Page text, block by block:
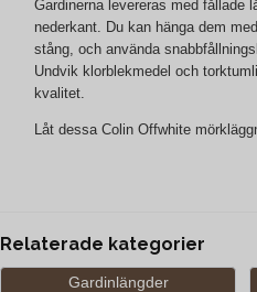
Gardinerna levereras med fållade
nederkant. Du kan hänga dem
stång, och använda
Undvik klorblekmedel och
kvalitet.
Låt dessa Colin Offwhite
Relaterade kategorier
Gardinlängder